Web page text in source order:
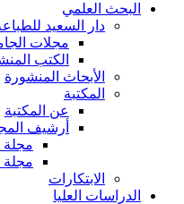
البحث العلمي
دار السعيد
مجلات
الكتب
الأبحاث المنشورة
المكتبة
عن المكتبة
أرشيف
مجلة
مجلة
الابتكارات
الدراسات العليا